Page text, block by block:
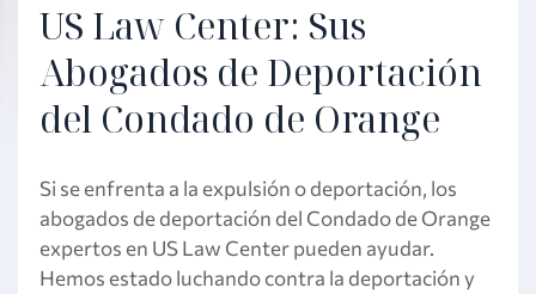
US Law Center: Sus
Abogados de Deportación
del Condado de Orange
Si se enfrenta a la expulsión o deportación, los
abogados de deportación del Condado de Orange
expertos en US Law Center pueden ayudar.
Hemos estado luchando contra la deportación y